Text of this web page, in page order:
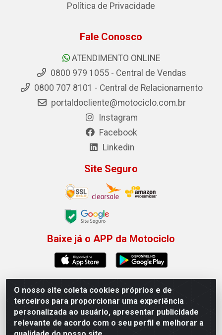
Permitir que a Motociclo envie notificações com
×
O nosso site coleta cookies próprios e de
terceiros para proporcionar uma experiência
personalizada ao usuário, apresentar publicidade
relevante de acordo com o seu perfil e melhorar a
Política de Privacidade
Fale Conosco
ATENDIMENTO ONLINE
0800 979 1055 - Central de Vendas
0800 707 8101 - Central de Relacionamento
portaldocliente@motociclo.com.br
Instagram
Facebook
Linkedin
Site Seguro
Baixe já o APP da Motociclo
Motociclo - Rua Francisco Sousa dos Santos, 731 -
Jardim Limoeiro, Serra/ES - CEP 29.164-153 - CNPJ
01.407.607/0001-53